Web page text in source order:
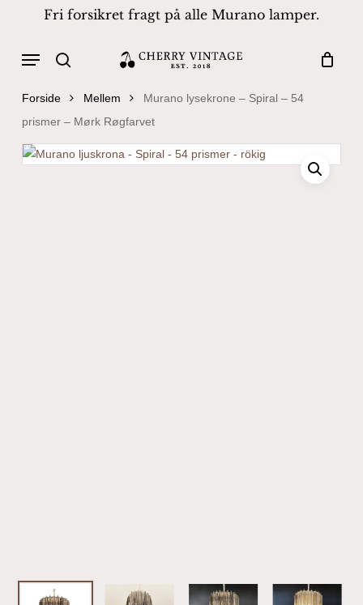
content
Fri forsikret fragt på alle Murano lamper.
Productssearch
Menu
Forside Mellem
Murano lysekrone – Spiral – 54
prismer – Mørk Røgfarvet